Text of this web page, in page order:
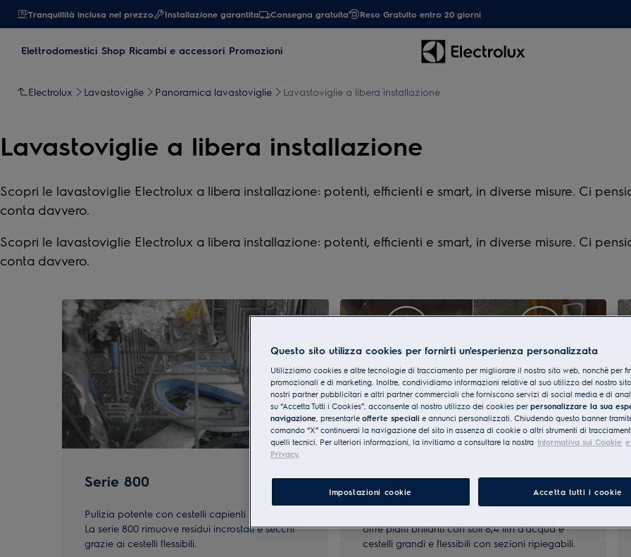
Tranquillità inclusa nel prezzo Installazione garantita Consegna gratuita Reso Gratuito entro 20 giorni
Elettrodomestici Shop Ricambi e accessori Promozioni
Electrolux Lavastoviglie Panoramica lavastoviglie Lavastoviglie a libera installazione
Lavastoviglie a libera installazione
Scopri le lavastoviglie Electrolux a libera installazione: potenti, efficienti e smart, in diverse misure. Ci
conta davvero.
Scopri le lavastoviglie Electrolux a libera installazione: potenti, efficienti e smart, in diverse misure. Ci
conta davvero.
Serie 800
Pulizia potente con cestelli capienti e flessibili.
La serie 800 rimuove residui incrostati e secchi
grazie ai cestelli flessibili.
Serie 700
offre piatti brillanti con soli 8,4 litri d’acqua e
cestelli grandi e flessibili con sezioni ripiegabili.
Questo sito utilizza cookies per fornirti un'esperienza personalizzata
Utilizziamo cookies e altre tecnologie di tracciamento per migliorare il nostro sito web, nonchè per
promozionali e di marketing. Inoltre, condividiamo informazioni relative al suo utilizzo del nostro
nostri partner pubblicitari e altri partner commerciali che forniscono servizi di social media e di
su “Accetta Tutti i Cookies”, acconsente al nostro utilizzo dei cookies per personalizzare la sua
navigazione, presentarle offerte speciali e annunci personalizzati. Chiudendo questo banner
comando “X” continuerai la navigazione del sito in assenza di cookie o altri strumenti di
quelli tecnici. Per ulteriori informazioni, la invitiamo a consultare la nostra Informativa sui Cookie
Privacy.
Impostazioni cookie Accetta tutti i cookie